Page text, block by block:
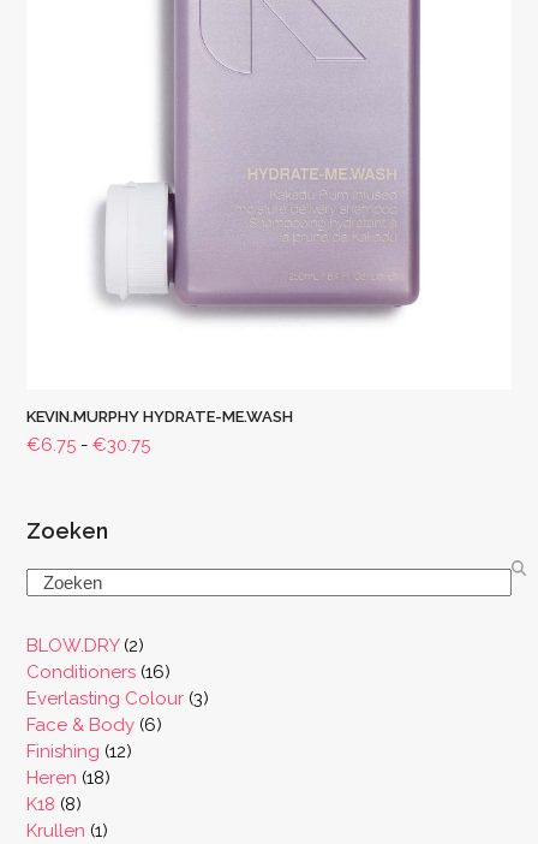
KEVIN.MURPHY HYDRATE-ME.WASH
€6.75 - €30.75Prijsklasse:
Zoeken
Search
BLOW.DRY 22
producten
Conditioners 1616
producten
Everlasting Colour 33
Face & Body 66
Finishing 1212
Heren 1818
K18 88
producten
Krullen 11